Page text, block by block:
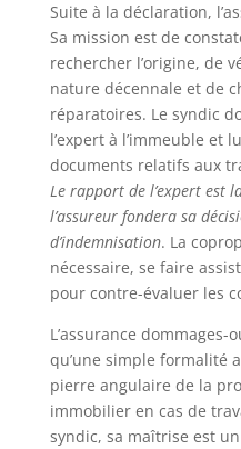
Suite à la déclaration,
Sa mission est de
rechercher l’origine, de
nature décennale et de
réparatoires. Le syndic
l’expert à l’immeuble et
documents relatifs aux
Le rapport de l’expert est
l’assureur fondera sa
d’indemnisation. La
nécessaire, se faire
pour contre-évaluer les
L’assurance
qu’une simple formalité
pierre angulaire de la
immobilier en cas de
syndic, sa maîtrise est